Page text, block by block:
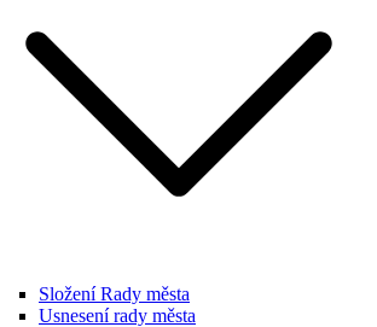
Složení Rady města
Usnesení rady města